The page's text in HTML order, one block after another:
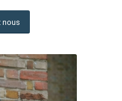
nous